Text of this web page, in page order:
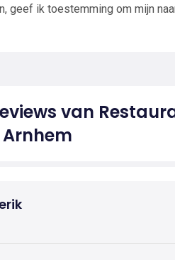
geef ik toestemming om mijn
van